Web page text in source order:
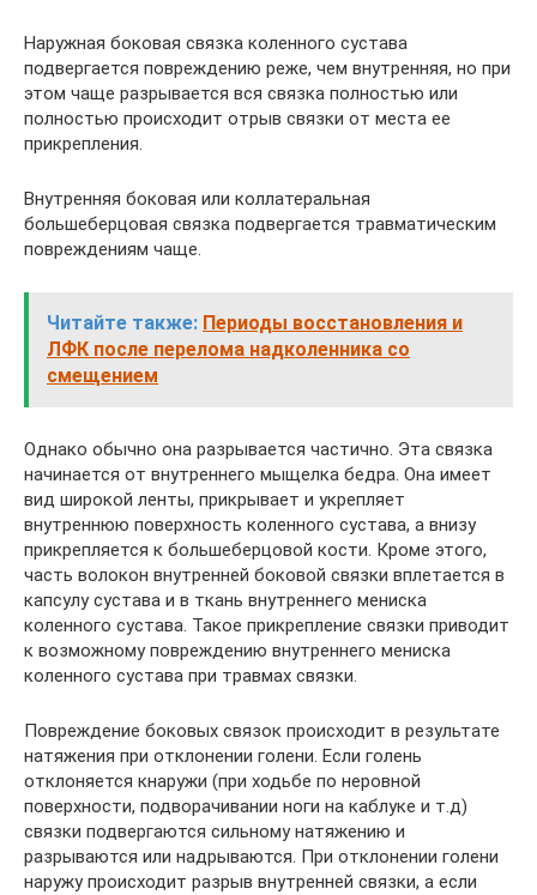
Наружная боковая связка коленного сустава
подвергается повреждению реже, чем внутренняя, но при
этом чаще разрывается вся связка полностью или
полностью происходит отрыв связки от места ее
прикрепления.
Внутренняя боковая или коллатеральная
большеберцовая связка подвергается травматическим
повреждениям чаще.
Читайте также: Периоды восстановления и
ЛФК после перелома надколенника со
смещением
Однако обычно она разрывается частично. Эта связка
начинается от внутреннего мыщелка бедра. Она имеет
вид широкой ленты, прикрывает и укрепляет
внутреннюю поверхность коленного сустава, а внизу
прикрепляется к большеберцовой кости. Кроме этого,
часть волокон внутренней боковой связки вплетается в
капсулу сустава и в ткань внутреннего мениска
коленного сустава. Такое прикрепление связки приводит
к возможному повреждению внутреннего мениска
коленного сустава при травмах связки.
Повреждение боковых связок происходит в результате
натяжения при отклонении голени. Если голень
отклоняется кнаружи (при ходьбе по неровной
поверхности, подворачивании ноги на каблуке и т.д)
связки подвергаются сильному натяжению и
разрываются или надрываются. При отклонении голени
наружу происходит разрыв внутренней связки, а если